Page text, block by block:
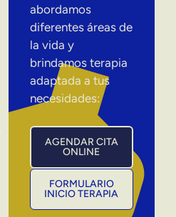
abordamos
diferentes áreas de
la vida y
brindamos terapia
adaptada a tus
necesidades:
AGENDAR CITA
ONLINE
FORMULARIO
INICIO TERAPIA